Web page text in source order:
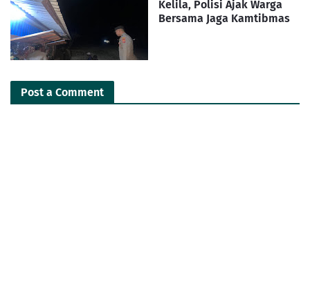
Kelila, Polisi Ajak Warga
Bersama Jaga Kamtibmas
Post a Comment